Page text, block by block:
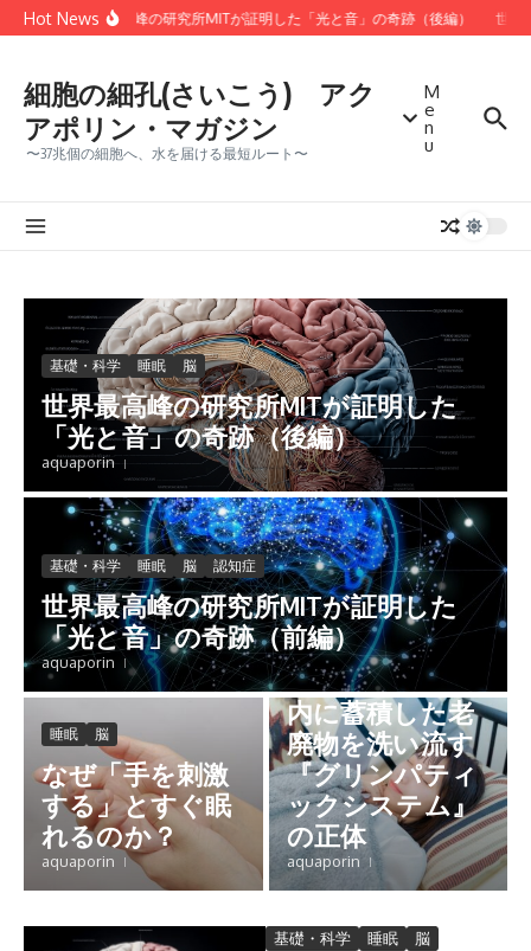
コンテンツへスキップ
Hot News世界最高峰の研究所MITが証明した「光と音」の奇跡（後編） 世界
細胞の細孔(さいこう) アク
アポリン・マガジン
〜37兆個の細胞へ、水を届ける最短ルート〜
M
e
n
u
基礎・科学 睡眠 脳
世界最高峰の研究所MITが証明した
「光と音」の奇跡（後編）
aquaporin
基礎・科学 睡眠 脳 認知症
世界最高峰の研究所MITが証明した
「光と音」の奇跡（前編）
aquaporin
睡眠 脳
なぜ「手を刺激
する」とすぐ眠
れるのか？
aquaporin
基礎・科学 睡眠 脳
「睡眠不足は脳
の自己破産」
―― 徹夜した脳
内に蓄積した老
廃物を洗い流す
『グリンパティ
ックシステム』
の正体
aquaporin
基礎・科学 睡眠 脳